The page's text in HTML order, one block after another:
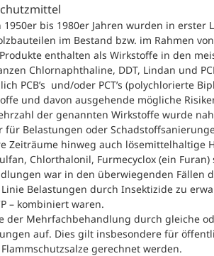
1950er bis 1980er Jahren wurden in
im Bestand bzw. im Rahmen
enthalten als Wirkstoffe in den
Chlornaphthaline, DDT, Lindan und
PCB’s und/oder PCT’s (polychlorierte
und davon ausgehende mögliche
der genannten Wirkstoffe wurde
für Belastungen oder
Zeiträume hinweg auch lösemittelhaltige
Chlorthalonil, Furmecyclox (ein
war in den überwiegenden Fällen
Belastungen durch Insektizide zu
– kombiniert waren.
der Mehrfachbehandlung durch gleiche
auf. Dies gilt insbesondere für
gerechnet werden.